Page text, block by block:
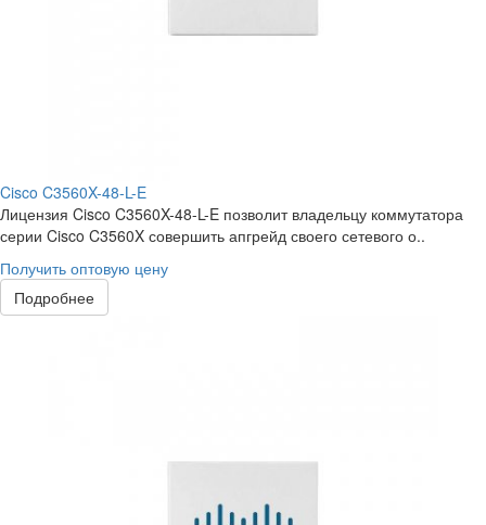
Cisco C3560X-48-L-E
Лицензия Cisco C3560X-48-L-E позволит владельцу коммутатора
серии Cisco C3560X совершить апгрейд своего сетевого о..
Получить оптовую цену
Подробнее